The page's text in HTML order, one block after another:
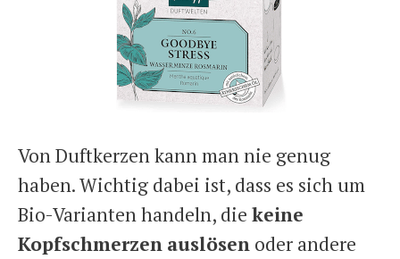
Von Duftkerzen kann man nie genug
haben. Wichtig dabei ist, dass es sich um
Bio-Varianten handeln, die keine
Kopfschmerzen auslösen oder andere